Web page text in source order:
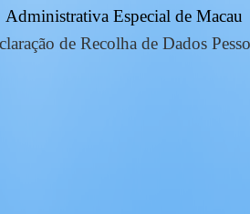
Administrativa Especial de Macau
de Recolha de Dados